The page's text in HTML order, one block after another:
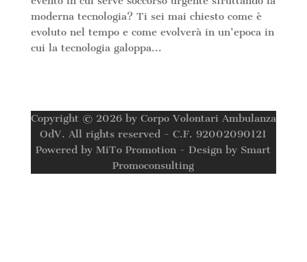
moderna tecnologia? Ti sei mai chiesto come è
evoluto nel tempo e come evolverà in un’epoca in
cui la tecnologia galoppa...
Copyright © 2026 by Corpo Volontari Ambulanza
OdV. All rights reserved - C.F. 92002090121
Powered by MiTo Promotion - Design by Smart
Promoconsulting